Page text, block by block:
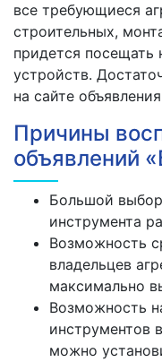
все требующиеся
строительных,
придется посещать
устройств.
на сайте
Причины
объявлений
Большой
инструмента
Возможность
владельцев
максимально
Возможность
инструментов
можно